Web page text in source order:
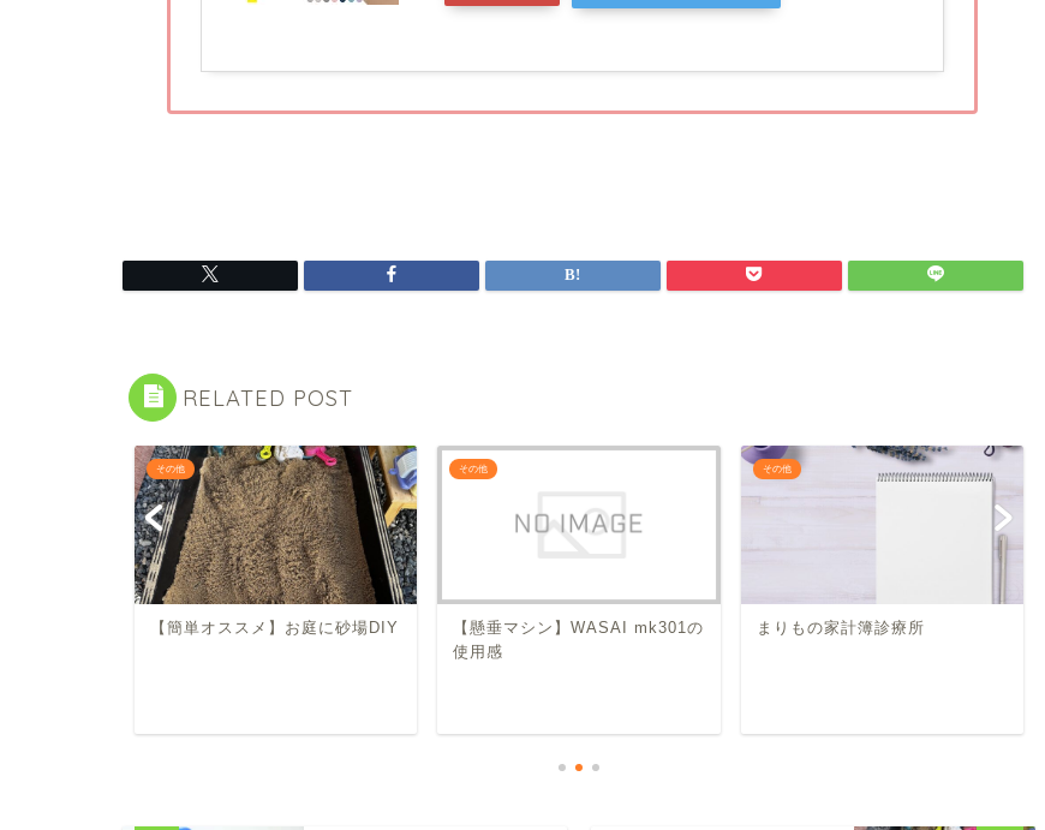
RELATED POST
その他
【簡単オススメ】お庭に砂場DIY
その他
【懸垂マシン】WASAI mk301の
使用感
その他
まりもの家計簿診療所